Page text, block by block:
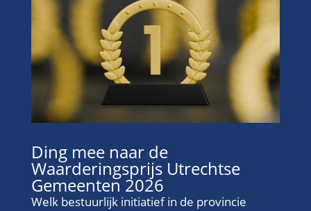
Ding mee naar de
Waarderingsprijs Utrechtse
Gemeenten 2026
Welk bestuurlijk initiatief in de provincie